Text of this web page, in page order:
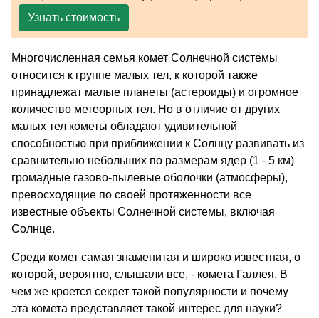
Узнать стоимость
Многочисленная семья комет Солнечной системы
относится к группе малых тел, к которой также
принадлежат малые планеты (астероиды) и огромное
количество метеорных тел. Но в отличие от других
малых тел кометы обладают удивительной
способностью при приближении к Солнцу развивать из
сравнительно небольших по размерам ядер (1 - 5 км)
громадные газово-пылевые оболочки (атмосферы),
превосходящие по своей протяженности все
известные объекты Солнечной системы, включая
Солнце.
Среди комет самая знаменитая и широко известная, о
которой, вероятно, слышали все, - комета Галлея. В
чем же кроется секрет такой популярности и почему
эта комета представляет такой интерес для науки?